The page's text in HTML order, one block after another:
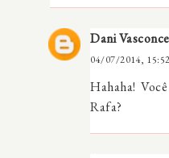
Dani
04/07/2014, 15:52
Hahaha!
Rafa?